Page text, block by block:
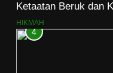
Ketaatan Beruk dan
HIKMAH
4